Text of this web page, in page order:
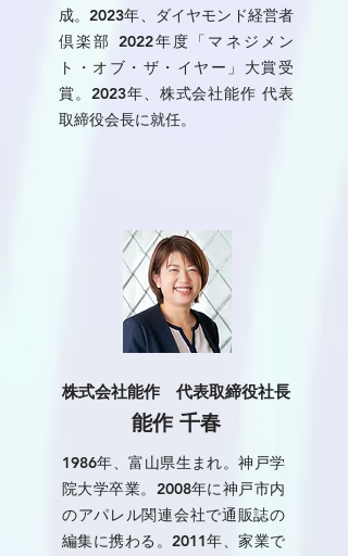
成。2023年、ダイヤモンド経営者
倶楽部 2022年度「マネジメン
ト・オブ・ザ・イヤー」大賞受
賞。2023年、株式会社能作 代表
取締役会長に就任。
株式会社能作 代表取締役社長
能作 千春
1986年、富山県生まれ。神戸学
院大学卒業。2008年に神戸市内
のアパレル関連会社で通販誌の
編集に携わる。2011年、家業で